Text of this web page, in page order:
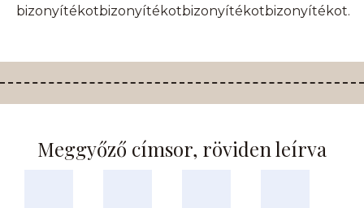
bizonyítékot.bizonyítékot.bizonyítékot.bizonyítékot.
Meggyőző címsor, röviden leírva